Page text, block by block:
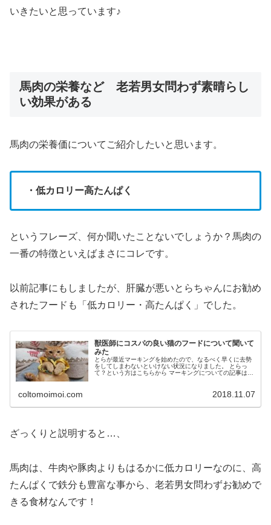
いきたいと思っています♪
馬肉の栄養など 老若男女問わず素晴らし
い効果がある
馬肉の栄養価についてご紹介したいと思います。
・低カロリー高たんぱく
というフレーズ、何か聞いたことないでしょうか？馬肉の
一番の特徴といえばまさにコレです。
以前記事にもしましたが、肝臓が悪いとらちゃんにお勧め
されたフードも「低カロリー・高たんぱく」でした。
獣医師にコスパの良い猫のフードについて聞いて
みた
とらが最近マーキングを始めたので、なるべく早くに去勢
をしてしまわないといけない状況になりました。 とらっ
て？という方はこちらから マーキングについての記事はこ
coltomoimoi.com 2018.11.07
ざっくりと説明すると…、
馬肉は、牛肉や豚肉よりもはるかに低カロリーなのに、高
たんぱくで鉄分も豊富な事から、老若男女問わずお勧めで
きる食材なんです！